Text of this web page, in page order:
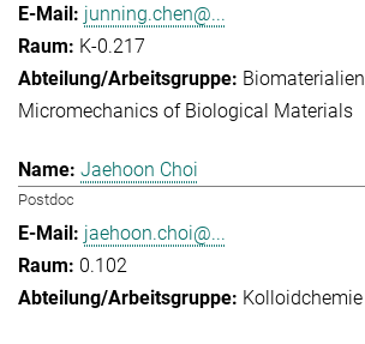
junning.chen@...
K-0.217
Biomaterialien
Micromechanics of Biological Materials
Jaehoon Choi
Postdoc
jaehoon.choi@...
0.102
Kolloidchemie